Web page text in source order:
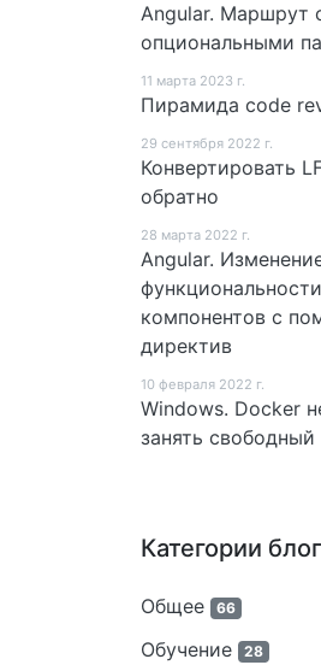
Angular. Маршрут
опциональными
11 мартa 2023 г.
Пирамида code
29 сентября 2022 г.
Конвертировать
обратно
28 мартa 2022 г.
Angular.
функциональности
компонентов с
директив
10 февраля 2022 г.
Windows. Docker
занять свободный
Категории
Общее 66
Обучение 28